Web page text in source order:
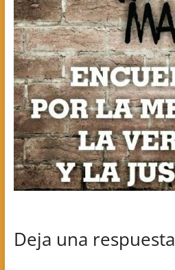
Deja una respuesta